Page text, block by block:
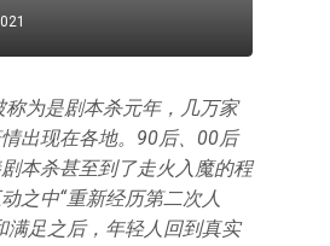
为是剧本杀元年，几万家
出现在各地。90后、00后
本杀甚至到了走火入魔的程
之中“重新经历第二次人
满足之后，年轻人回到真实